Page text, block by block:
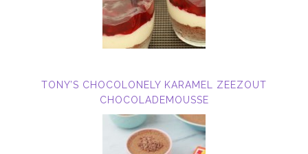
TONY’S CHOCOLONELY KARAMEL ZEEZOUT
CHOCOLADEMOUSSE